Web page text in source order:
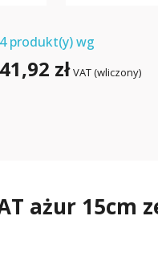
4produkt(y) wg
41,92 zł VAT (wliczony)
ażur 15cm